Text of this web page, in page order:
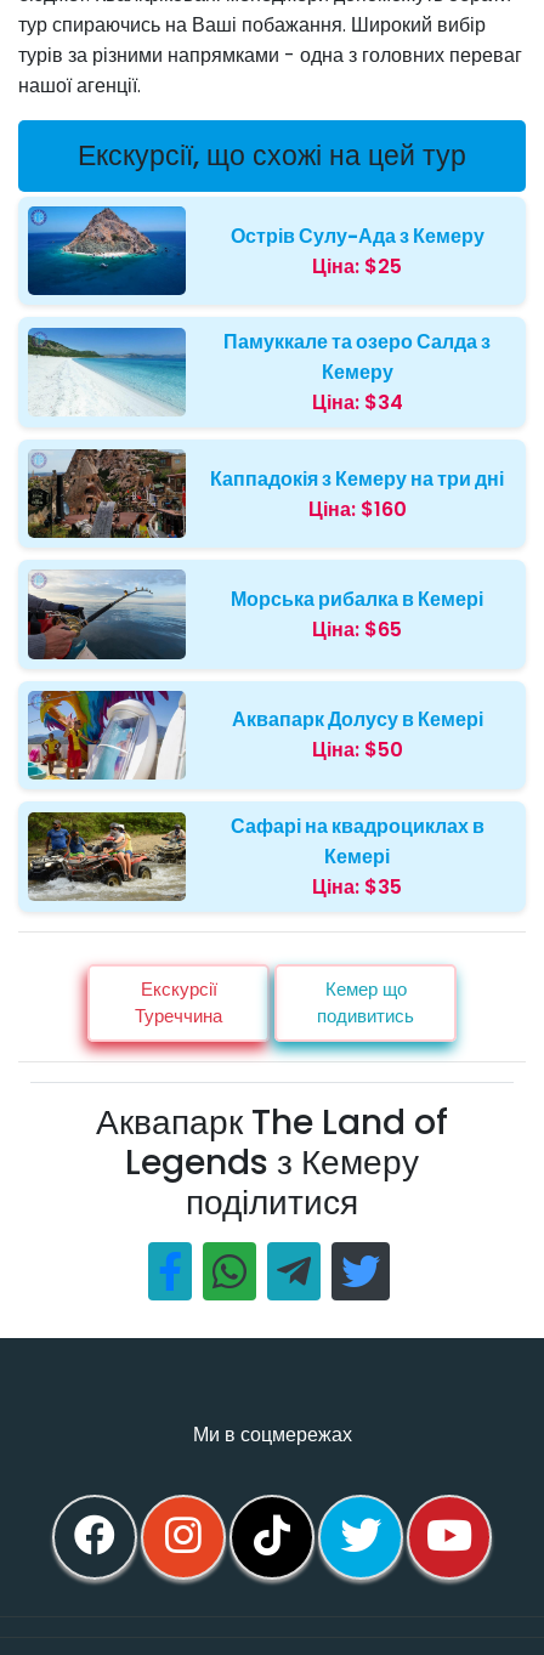
тур спираючись на Ваші побажання. Широкий вибір
турів за різними напрямками - одна з головних переваг
нашої агенції.
Екскурсії, що схожі на цей тур
Острів Сулу-Ада з Кемеру
Ціна: $25
Памуккале та озеро Салда з
Кемеру
Ціна: $34
Каппадокія з Кемеру на три дні
Ціна: $160
Морська рибалка в Кемері
Ціна: $65
Аквапарк Долусу в Кемері
Ціна: $50
Сафарі на квадроциклах в
Кемері
Ціна: $35
Екскурсії
Туреччина
Кемер що
подивитись
Аквапарк The Land of
Legends з Кемеру
поділитися
Ми в соцмережах